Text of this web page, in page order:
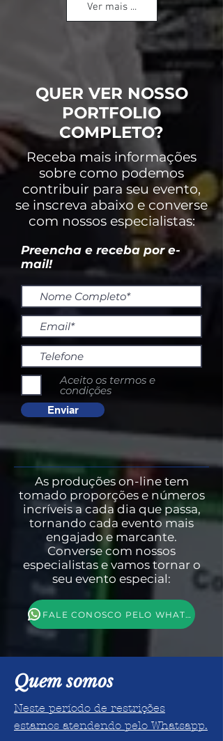
Bloco do Urso 2020
Aftermovie feito pelo estudio
Então toma de um dos dias do
evento no qual realizamos
captação e transmissão ao vivo
dos 4 dias de evento.
Ver mais ...
QUER VER NOSSO
PORTFOLIO
COMPLETO?
Receba mais informações
sobre como podemos
contribuir para seu evento,
se inscreva abaixo e converse
com nossos especialistas:
Preencha e receba por e-
mail!
Aceito os termos e
condições
Enviar
As produções on-line tem
tomado proporções e números
incríveis a cada dia que passa,
tornando cada evento mais
engajado e marcante.
Converse com nossos
especialistas e vamos tornar o
seu evento especial:
FALE CONOSCO PELO WHATSAPP
Quem somos
Neste período de restrições
estamos atendendo pelo Whatsapp.